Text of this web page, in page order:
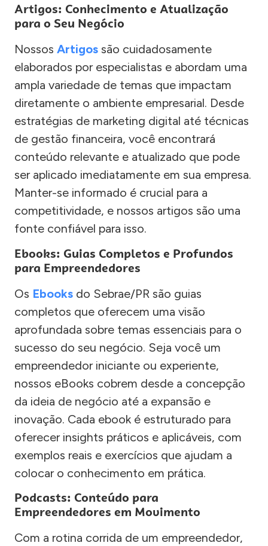
Artigos: Conhecimento e Atualização
para o Seu Negócio
Nossos Artigos são cuidadosamente
elaborados por especialistas e abordam uma
ampla variedade de temas que impactam
diretamente o ambiente empresarial. Desde
estratégias de marketing digital até técnicas
de gestão financeira, você encontrará
conteúdo relevante e atualizado que pode
ser aplicado imediatamente em sua empresa.
Manter-se informado é crucial para a
competitividade, e nossos artigos são uma
fonte confiável para isso.
Ebooks: Guias Completos e Profundos
para Empreendedores
Os Ebooks do Sebrae/PR são guias
completos que oferecem uma visão
aprofundada sobre temas essenciais para o
sucesso do seu negócio. Seja você um
empreendedor iniciante ou experiente,
nossos eBooks cobrem desde a concepção
da ideia de negócio até a expansão e
inovação. Cada ebook é estruturado para
oferecer insights práticos e aplicáveis, com
exemplos reais e exercícios que ajudam a
colocar o conhecimento em prática.
Podcasts: Conteúdo para
Empreendedores em Movimento
Com a rotina corrida de um empreendedor,